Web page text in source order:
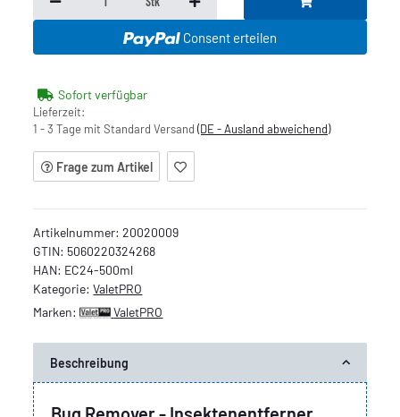
Consent erteilen
Sofort verfügbar
Lieferzeit:
1 - 3 Tage mit Standard Versand(DE - Ausland abweichend)
Frage zum Artikel
Artikelnummer:20020009
GTIN: 5060220324268
HAN: EC24-500ml
Kategorie:ValetPRO
Marken:
ValetPRO
Beschreibung